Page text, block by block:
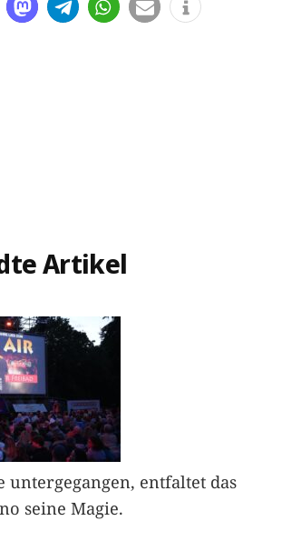
Artikel
untergegangen, entfaltet das
seine Magie.